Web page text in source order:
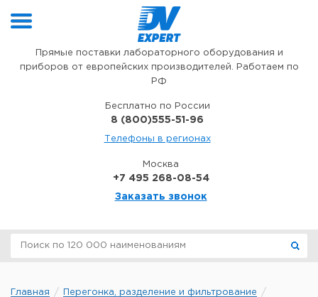
Прямые поставки лабораторного оборудования и
приборов от европейских производителей. Работаем по
РФ
Бесплатно по России
8 (800)555-51-96
Телефоны в регионах
Москва
+7 495 268-08-54
Заказать звонок
Главная
Перегонка, разделение и фильтрование